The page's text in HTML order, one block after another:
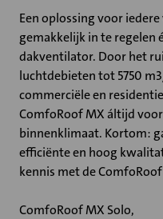
Een oplossing voor
gemakkelijk in te regelen
dakventilator. Door het
luchtdebieten tot 5750
commerciële en
ComfoRoof MX áltijd
binnenklimaat. Kortom:
efficiënte en hoog
kennis met de
ComfoRoof MX Solo,